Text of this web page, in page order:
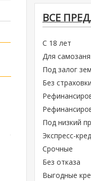
ВСЕ
С 18 лет
Для
Под залог
Без страховки
Под низкий
Экспресс-
Срочные
Без отказа
Выгодные